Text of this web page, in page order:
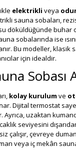
elektrikli veya
sauna sobaları,
su döküldüğünde
sobalarında ise
Bu modeller, klasik
için idealdir.
Sobası
kolay kurulum ve
Dijital termostat
Ayrıca, uzaktan
seviyesini
çalışır, çevreye
veya iç mekân